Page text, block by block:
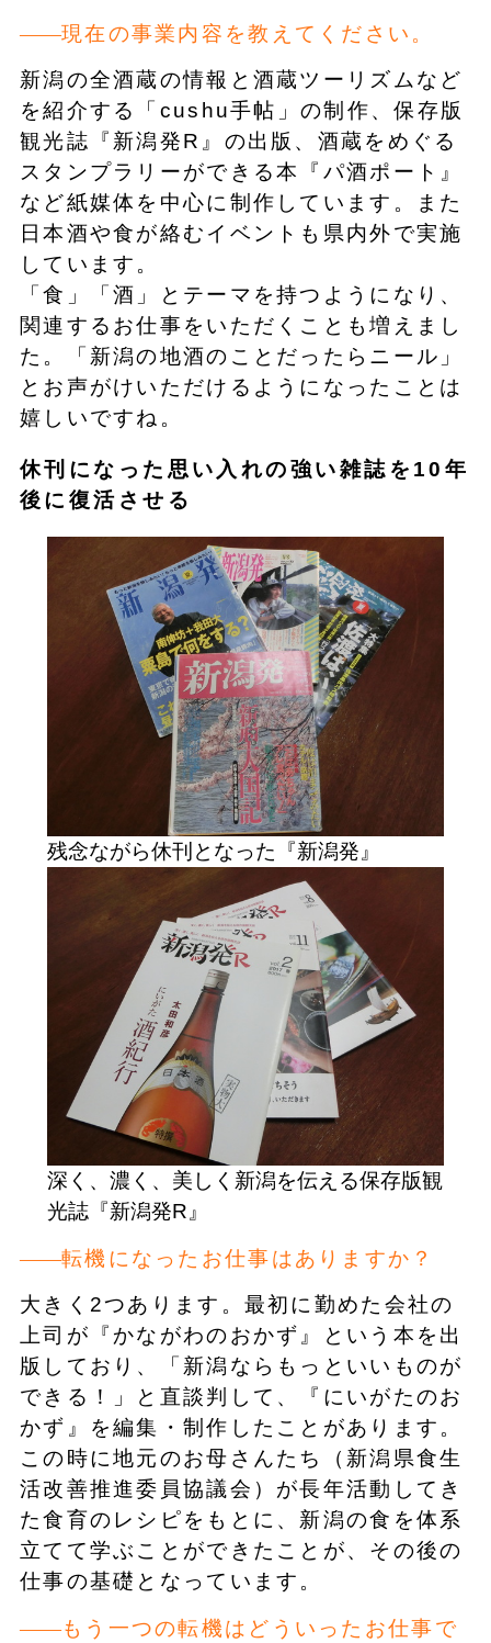
現在の事業内容を教えてください。
新潟の全酒蔵の情報と酒蔵ツーリズムなど
を紹介する「cushu手帖」の制作、保存版
観光誌『新潟発R』の出版、酒蔵をめぐる
スタンプラリーができる本『パ酒ポート』
など紙媒体を中心に制作しています。また
日本酒や食が絡むイベントも県内外で実施
しています。
「食」「酒」とテーマを持つようになり、
関連するお仕事をいただくことも増えまし
た。「新潟の地酒のことだったらニール」
とお声がけいただけるようになったことは
嬉しいですね。
休刊になった思い入れの強い雑誌を10年
後に復活させる
残念ながら休刊となった『新潟発』
深く、濃く、美しく新潟を伝える保存版観
光誌『新潟発R』
転機になったお仕事はありますか？
大きく2つあります。最初に勤めた会社の
上司が『かながわのおかず』という本を出
版しており、「新潟ならもっといいものが
できる！」と直談判して、『にいがたのお
かず』を編集・制作したことがあります。
この時に地元のお母さんたち（新潟県食生
活改善推進委員協議会）が長年活動してき
た食育のレシピをもとに、新潟の食を体系
立てて学ぶことができたことが、その後の
仕事の基礎となっています。
もう一つの転機はどういったお仕事で